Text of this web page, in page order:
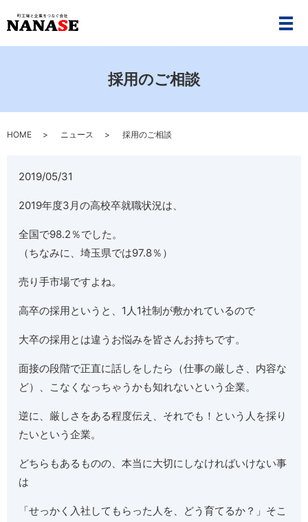
メ
採用のご相談
HOME ニュース 採用のご相談
2019/05/31
2019年度3月の高校卒就職状況は、
全国で98.2％でした。
（ちなみに、埼玉県では97.8％）
売り手市場ですよね。
高卒の採用というと、1人1社制が敷かれているので
大卒の採用とは違うお悩みを皆さんお持ちです。
面接の段階で正直に話しをしたら（仕事の厳しさ、内容な
ど）、こなくなっちゃうかも知れないという企業。
逆に、厳しさをある程度伝え、それでも！という人を採り
たいという企業。
どちらもあるものの、本当に大切にしなければいけない事
は
「せっかく入社してもらった人を、どう育てるか？」そこ